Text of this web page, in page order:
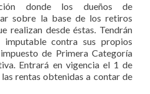
donde los dueños de
sobre la base de los retiros
realizan desde éstas. Tendrán
contra sus propios
de Primera Categoría
Entrará en vigencia el 1 de
rentas obtenidas a contar de